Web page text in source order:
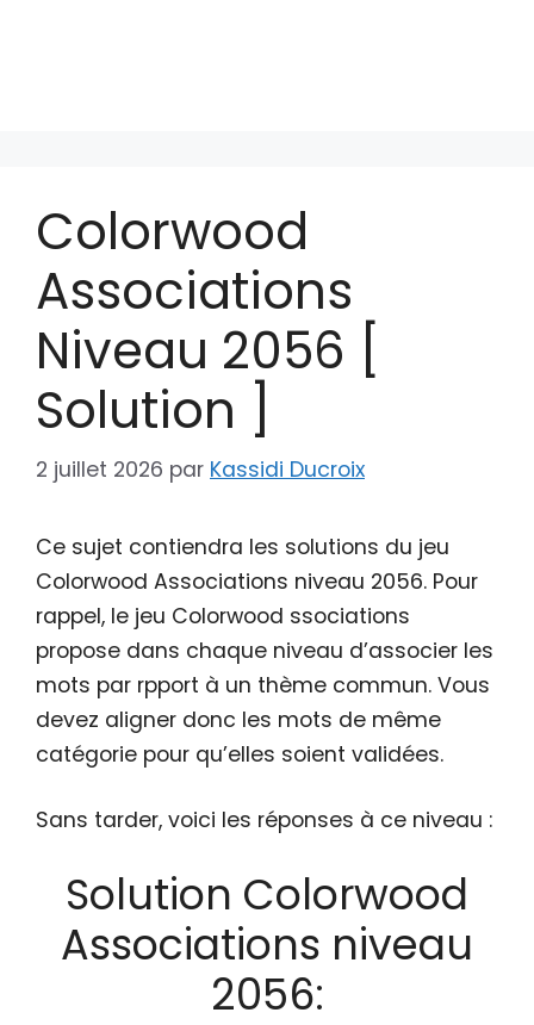
Colorwood
Associations
Niveau 2056 [
Solution ]
2 juillet 2026 par Kassidi Ducroix
Ce sujet contiendra les solutions du jeu
Colorwood Associations niveau 2056. Pour
rappel, le jeu Colorwood ssociations
propose dans chaque niveau d’associer les
mots par rpport à un thème commun. Vous
devez aligner donc les mots de même
catégorie pour qu’elles soient validées.
Sans tarder, voici les réponses à ce niveau :
Solution Colorwood
Associations niveau
2056: